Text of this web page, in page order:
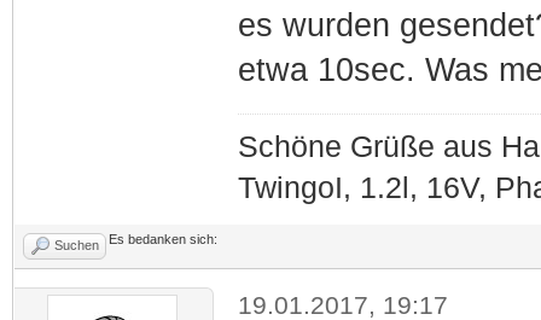
es wurden
etwa 10sec. Was
Schöne Grüße aus
TwingoI, 1.2l, 16V,
Suchen Es bedanken sich:
19.01.2017, 19:17